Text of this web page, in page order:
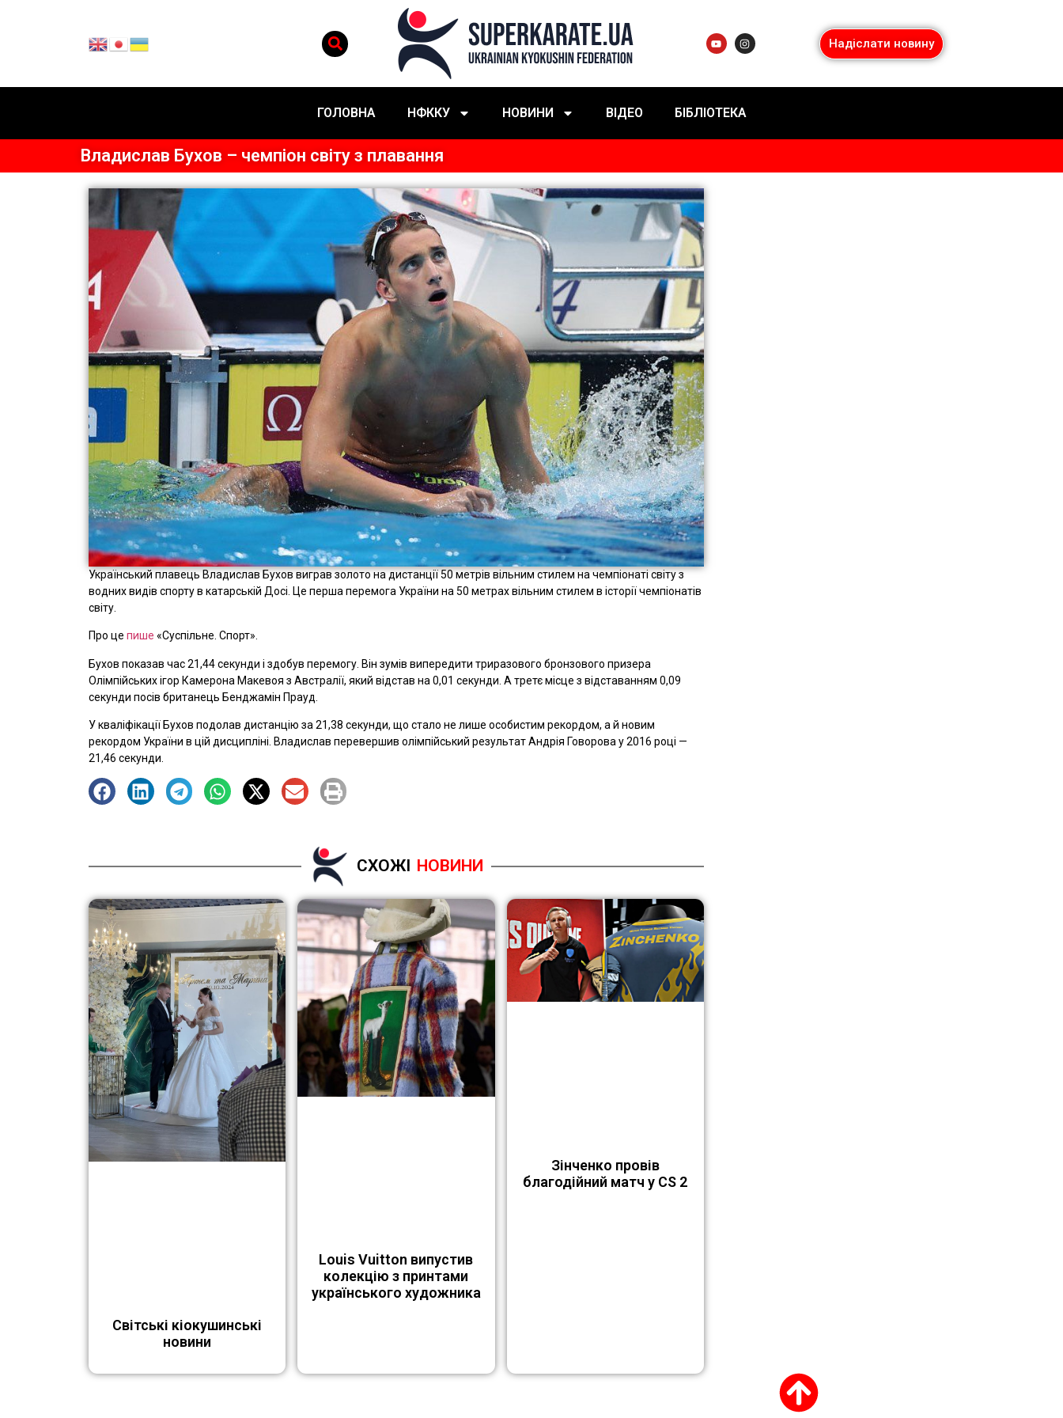
Надіслати новину
ГОЛОВНА НФККУ НОВИНИ ВІДЕО БІБЛІОТЕКА
Владислав Бухов – чемпіон світу з плавання
Український плавець Владислав Бухов виграв золото на дистанції 50 метрів вільним стилем на чемпіонаті світу з
водних видів спорту в катарській Досі. Це перша перемога України на 50 метрах вільним стилем в історії чемпіонатів
світу.
Про це пише «Суспільне. Спорт».
Бухов показав час 21,44 секунди і здобув перемогу. Він зумів випередити триразового бронзового призера
Олімпійських ігор Камерона Макевоя з Австралії, який відстав на 0,01 секунди. А третє місце з відставанням 0,09
секунди посів британець Бенджамін Прауд.
У кваліфікації Бухов подолав дистанцію за 21,38 секунди, що стало не лише особистим рекордом, а й новим
рекордом України в цій дисципліні. Владислав перевершив олімпійський результат Андрія Говорова у 2016 році —
21,46 секунди.
СХОЖІ НОВИНИ
Світські кіокушинські
новини
Louis Vuitton випустив
колекцію з принтами
українського художника
Зінченко провів
благодійний матч у CS 2